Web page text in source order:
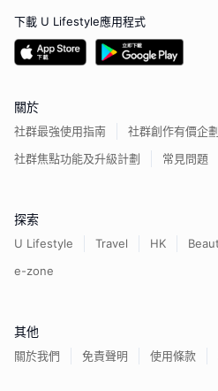
下載 U Lifestyle應用程式
關於
社群最強使用指南
社群創作有價企劃
社群焦點功能及升級計劃
常見問題
探索
U Lifestyle Travel HK
e-zone
其他
關於我們 免責聲明 使用條款